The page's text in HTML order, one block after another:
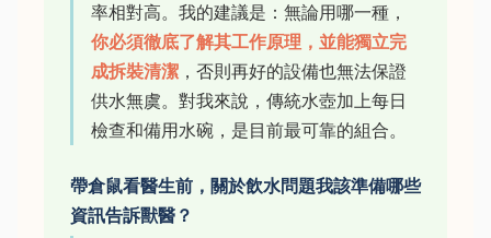
率相對高。我的建議是：無論用哪一種，
你必須徹底了解其工作原理，並能獨立完
成拆裝清潔 ，否則再好的設備也無法保證
供水無虞。對我來說，傳統水壺加上每日
檢查和備用水碗，是目前最可靠的組合。
帶倉鼠看醫生前，關於飲水問題我該準備哪些
資訊告訴獸醫？